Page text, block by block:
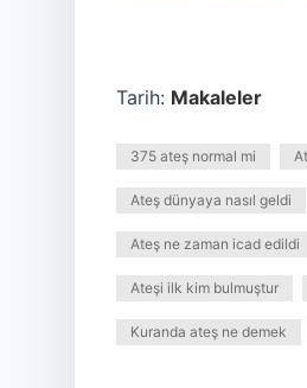
Tarih: Makaleler
375 ateş normal mi
Ateş dünyaya nasıl geldi
Ateş ne zaman icad edildi
Ateşi ilk kim bulmuştur
Kuranda ateş ne demek